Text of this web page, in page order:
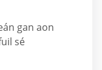
gan aon
sé